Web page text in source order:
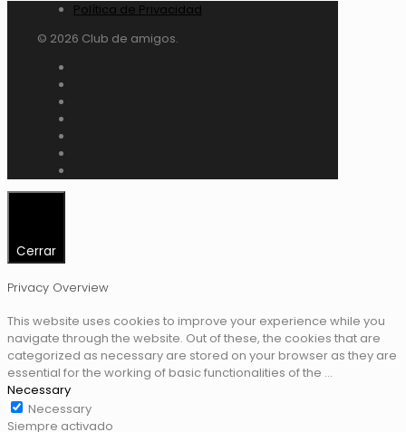
Política de Privacidad
© 2026 Club de amigos.
Cerrar
Privacy Overview
This website uses cookies to improve your experience while you
navigate through the website. Out of these, the cookies that are
categorized as necessary are stored on your browser as they are
essential for the working of basic functionalities of the ...
Necessary
Necessary
Siempre activado